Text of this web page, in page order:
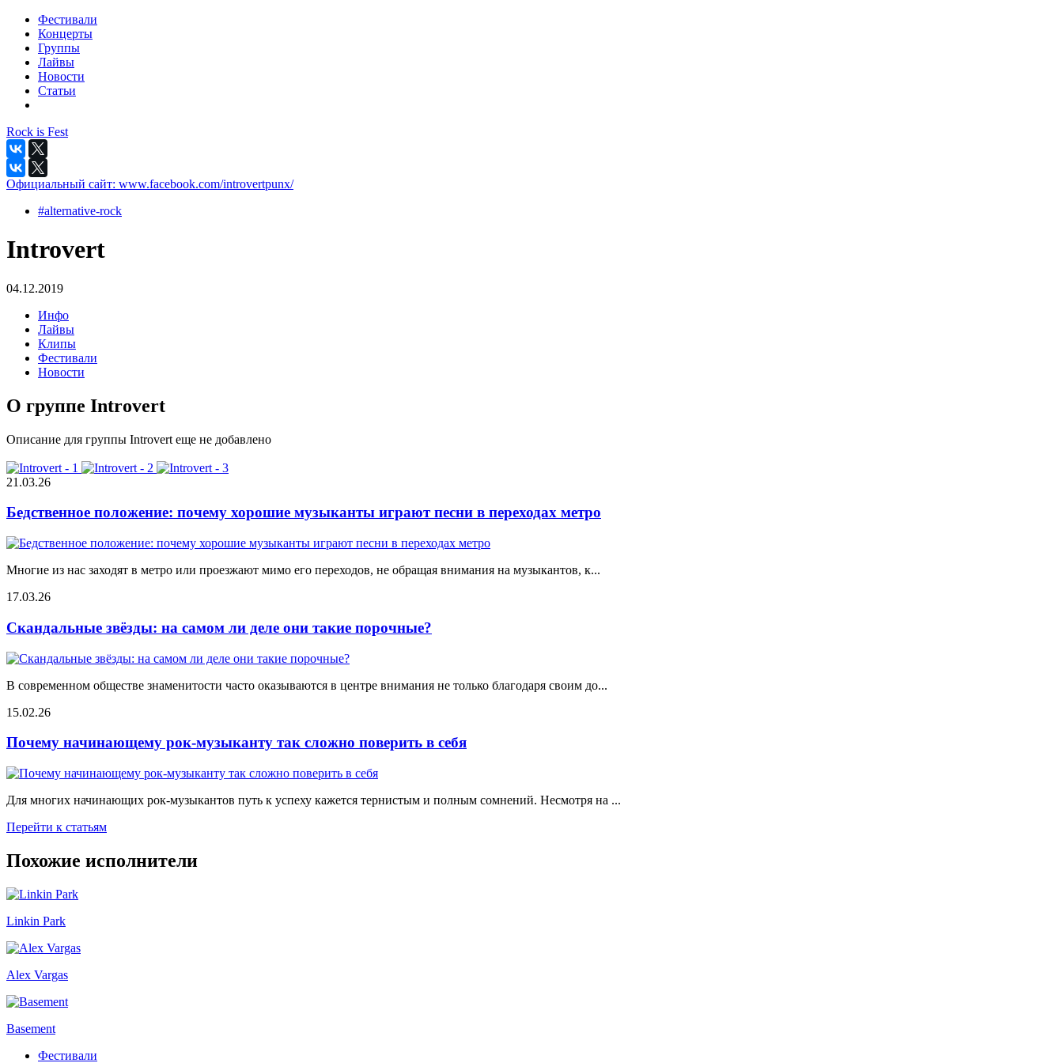
Фестивали
Концерты
Группы
Лайвы
Новости
Статьи
Rock is Fest
Официальный сайт: www.facebook.com/introvertpunx/
#alternative-rock
Introvert
04.12.2019
Инфо
Лайвы
Клипы
Фестивали
Новости
О группе Introvert
Описание для группы Introvert еще не добавлено
21.03.26
Бедственное положение: почему хорошие музыканты играют песни в переходах метро
Многие из нас заходят в метро или проезжают мимо его переходов, не обращая внимания на музыкантов, к...
17.03.26
Скандальные звёзды: на самом ли деле они такие порочные?
В современном обществе знаменитости часто оказываются в центре внимания не только благодаря своим до...
15.02.26
Почему начинающему рок-музыканту так сложно поверить в себя
Для многих начинающих рок-музыкантов путь к успеху кажется тернистым и полным сомнений. Несмотря на ...
Перейти к статьям
Похожие исполнители
Linkin Park
Alex Vargas
Basement
Фестивали